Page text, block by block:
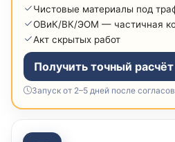
Чистовые материалы под
ОВиК/ВК/ЭОМ — частичная
Акт скрытых работ
Получить точный расчёт
Запуск от 2–5 дней после